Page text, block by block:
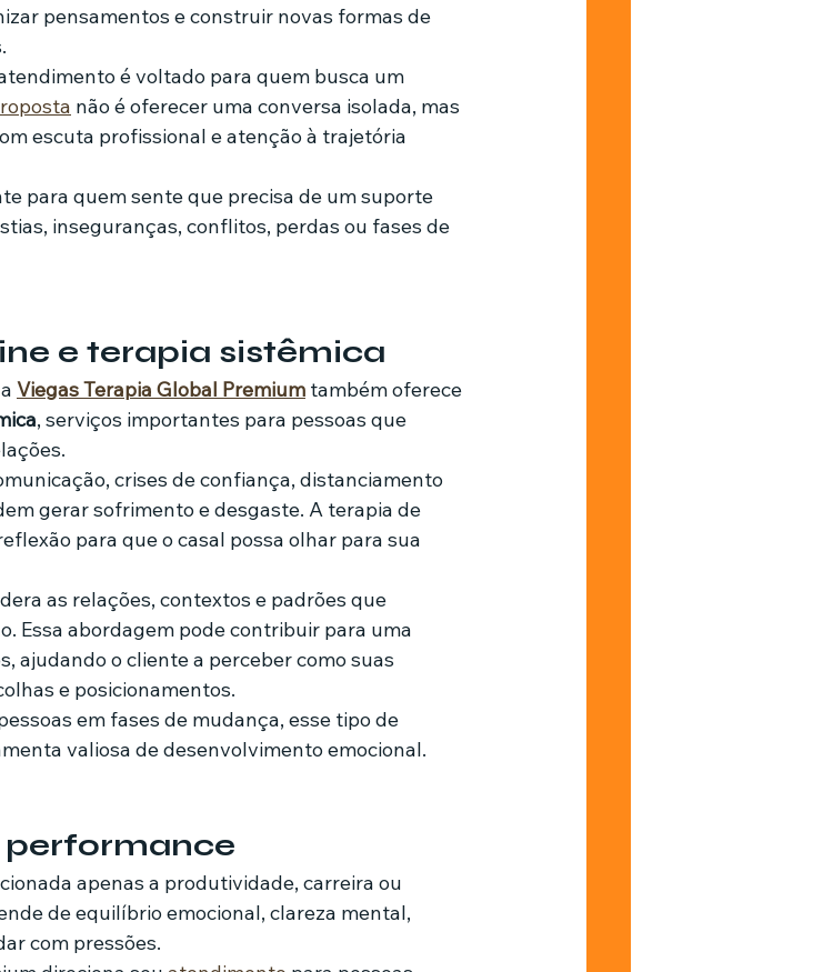
pensamentos e construir novas formas de
é voltado para quem busca um
não é oferecer uma conversa isolada, mas
escuta profissional e atenção à trajetória
para quem sente que precisa de um suporte
inseguranças, conflitos, perdas ou fases de
e terapia sistêmica
Viegas Terapia Global Premium também oferece
, serviços importantes para pessoas que
crises de confiança, distanciamento
gerar sofrimento e desgaste. A terapia de
para que o casal possa olhar para sua
as relações, contextos e padrões que
Essa abordagem pode contribuir para uma
ajudando o cliente a perceber como suas
e posicionamentos.
em fases de mudança, esse tipo de
valiosa de desenvolvimento emocional.
performance
de equilíbrio emocional, clareza mental,
com pressões.